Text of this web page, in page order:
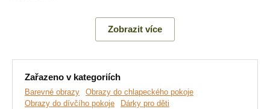
Zobrazit více
Zařazeno v kategoriích
Barevné obrazy
Obrazy do chlapeckého pokoje
Obrazy do dívčího pokoje
Dárky pro děti